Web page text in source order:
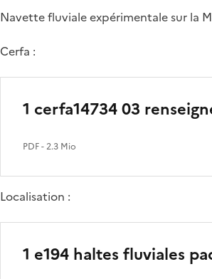
Navette fluviale expérimentale sur la
Cerfa :
1 cerfa14734 03
PDF- 2.3 Mio
Localisation :
1 e194 haltes fluviales